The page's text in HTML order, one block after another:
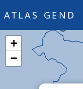
ATLAS GEND
+
−